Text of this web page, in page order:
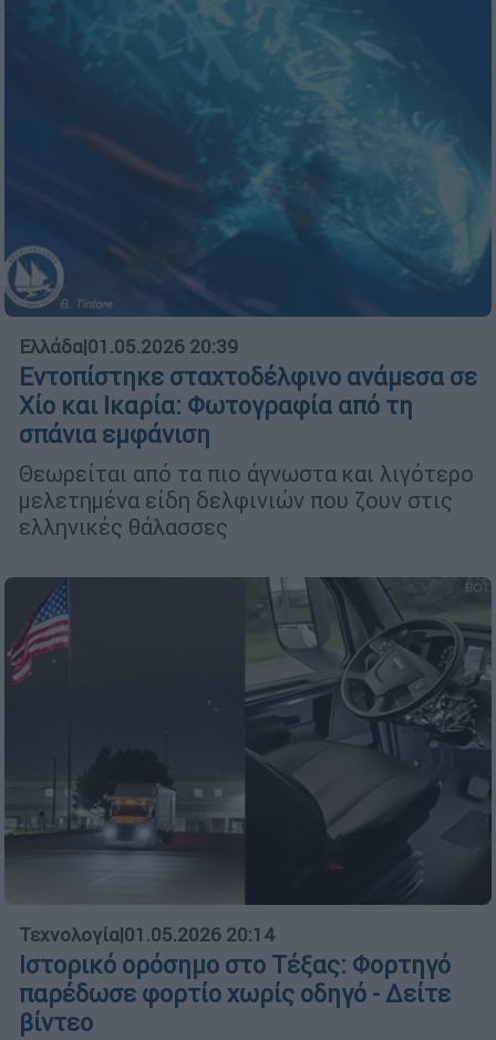
Ελλάδα|01.05.2026 20:39
Εντοπίστηκε σταχτοδέλφινο ανάμεσα σε
Χίο και Ικαρία: Φωτογραφία από τη
σπάνια εμφάνιση
Θεωρείται από τα πιο άγνωστα και λιγότερο
μελετημένα είδη δελφινιών που ζουν στις
ελληνικές θάλασσες
Τεχνολογία|01.05.2026 20:14
Ιστορικό ορόσημο στο Τέξας: Φορτηγό
παρέδωσε φορτίο χωρίς οδηγό - Δείτε
βίντεο